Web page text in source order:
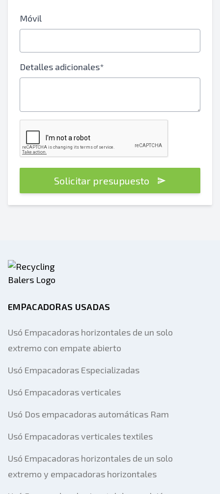
Móvil
Detalles adicionales*
Solicitar presupuesto
EMPACADORAS USADAS
Usó Empacadoras horizontales de un solo
extremo con empate abierto
Usó Empacadoras Especializadas
Usó Empacadoras verticales
Usó Dos empacadoras automáticas Ram
Usó Empacadoras verticales textiles
Usó Empacadoras horizontales de un solo
extremo y empacadoras horizontales